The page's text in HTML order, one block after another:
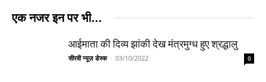
एक नजर इन पर भी...
आईमाता की दिव्य झांकी देख मंत्रमुग्ध हुए श्रद्धालु
सीरवी न्यूज़ डेस्क - 03/10/2022 0